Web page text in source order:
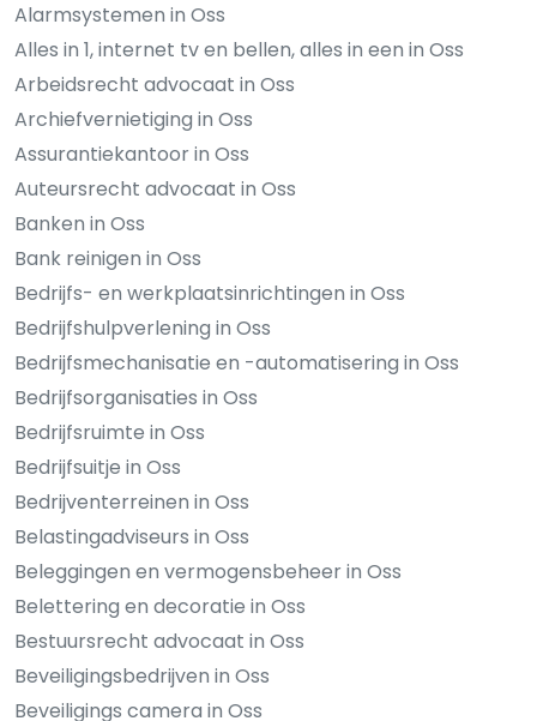
Alarmsystemen in Oss
Alles in 1, internet tv en bellen, alles in een in Oss
Arbeidsrecht advocaat in Oss
Archiefvernietiging in Oss
Assurantiekantoor in Oss
Auteursrecht advocaat in Oss
Banken in Oss
Bank reinigen in Oss
Bedrijfs- en werkplaatsinrichtingen in Oss
Bedrijfshulpverlening in Oss
Bedrijfsmechanisatie en -automatisering in Oss
Bedrijfsorganisaties in Oss
Bedrijfsruimte in Oss
Bedrijfsuitje in Oss
Bedrijventerreinen in Oss
Belastingadviseurs in Oss
Beleggingen en vermogensbeheer in Oss
Belettering en decoratie in Oss
Bestuursrecht advocaat in Oss
Beveiligingsbedrijven in Oss
Beveiligings camera in Oss